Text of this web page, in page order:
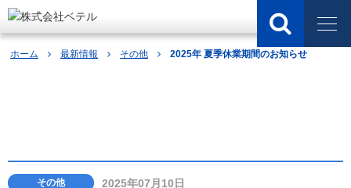
ホーム 最新情報 その他 2025年 夏季休業期間のお知らせ
その他 2025年07月10日